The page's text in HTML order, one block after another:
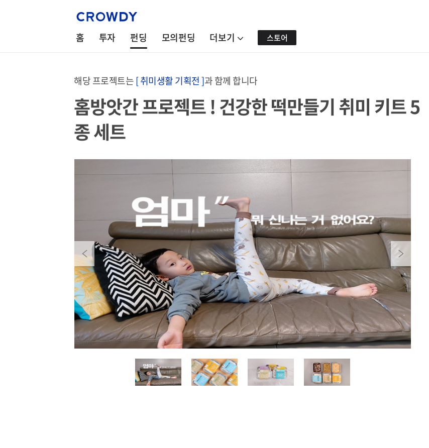
홈 투자 펀딩 모의펀딩 더보기 스토어
해당 프로젝트는[ 취미생활 기획전 ]과 함께 합니다
홈방앗간 프로젝트 ! 건강한 떡만들기 취미 키트 5
종 세트
Previous Next